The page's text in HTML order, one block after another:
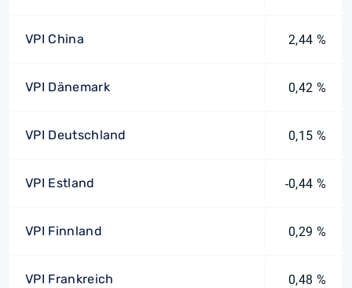
VPI China 2,44 %
VPI Dänemark 0,42 %
VPI Deutschland 0,15 %
VPI Estland -0,44 %
VPI Finnland 0,29 %
VPI Frankreich 0,48 %